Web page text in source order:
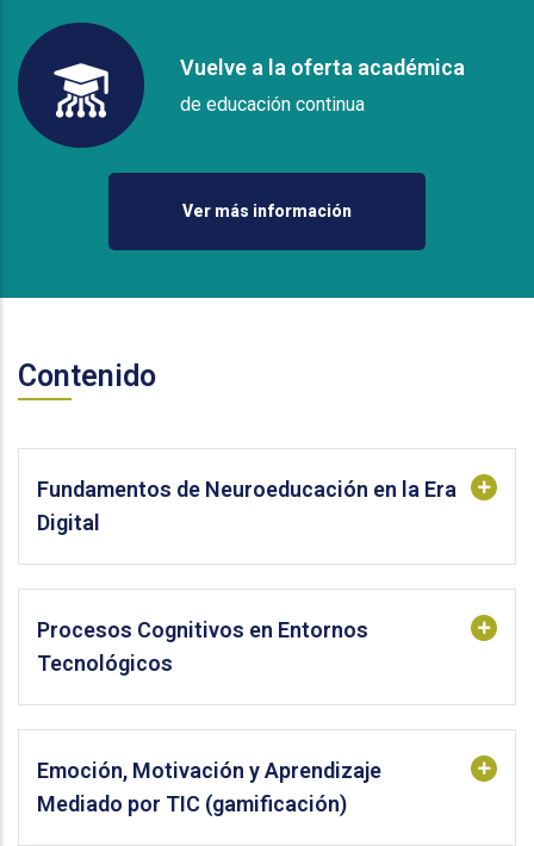
Vuelve a la oferta académica
de educación continua
Ver más información
Contenido
Fundamentos de Neuroeducación en la Era
Digital
Procesos Cognitivos en Entornos
Tecnológicos
Emoción, Motivación y Aprendizaje
Mediado por TIC (gamificación)